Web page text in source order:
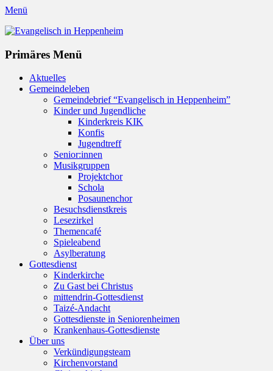
Menü
Evangelisch in Heppenheim
Primäres Menü
Zum
Inhalt
Aktuelles
Gemeindeleben
Gemeindebrief “Evangelisch in Heppenheim”
Kinder und Jugendliche
Kinderkreis KIK
Konfis
Jugendtreff
Senior:innen
Musikgruppen
Projektchor
Schola
Posaunenchor
Besuchsdienstkreis
Lesezirkel
Themencafé
Spieleabend
Asylberatung
Gottesdienst
Kinderkirche
Zu Gast bei Christus
mittendrin-Gottesdienst
Taizé-Andacht
Gottesdienste in Seniorenheimen
Krankenhaus-Gottesdienste
Über uns
Verkündigungsteam
Kirchenvorstand